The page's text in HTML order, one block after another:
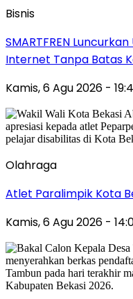
Bisnis
SMARTFREN
Internet Tanpa Batas
Kamis, 6 Agu 2026 -
Olahraga
Atlet Paralimpik Kota
Kamis, 6 Agu 2026 -